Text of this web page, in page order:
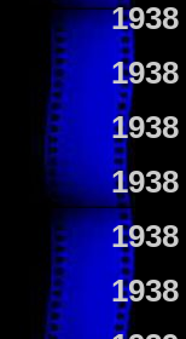
1938
1938
1938
1938
1938
1938